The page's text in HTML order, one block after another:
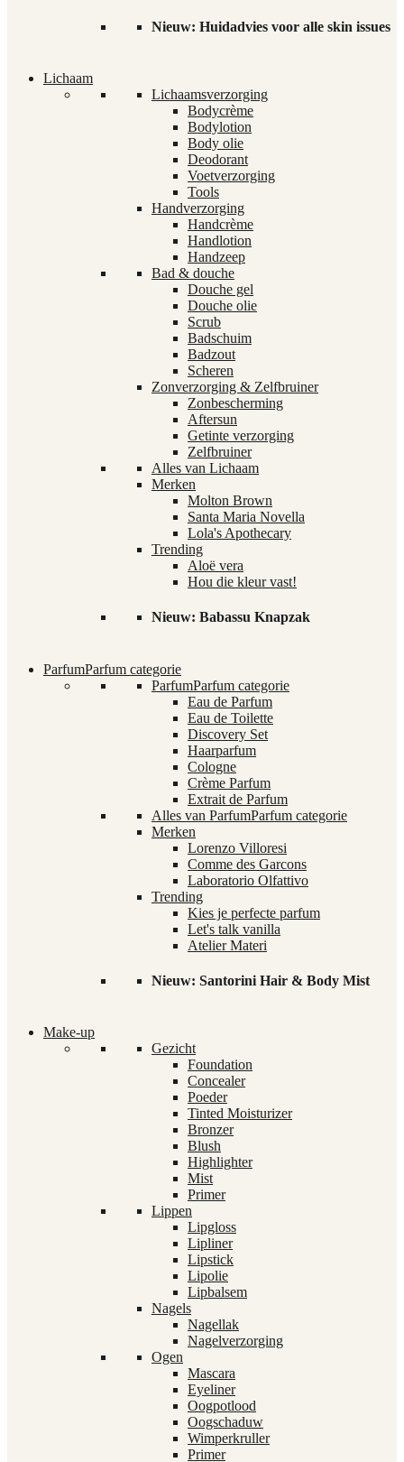
Nieuw: Huidadvies voor alle skin issues
Lichaam
Lichaamsverzorging
Bodycrème
Bodylotion
Body olie
Deodorant
Voetverzorging
Tools
Handverzorging
Handcrème
Handlotion
Handzeep
Bad & douche
Douche gel
Douche olie
Scrub
Badschuim
Badzout
Scheren
Zonverzorging & Zelfbruiner
Zonbescherming
Aftersun
Getinte verzorging
Zelfbruiner
Alles van Lichaam
Merken
Molton Brown
Santa Maria Novella
Lola's Apothecary
Trending
Aloë vera
Hou die kleur vast!
Nieuw: Babassu Knapzak
ParfumParfum categorie
ParfumParfum categorie
Eau de Parfum
Eau de Toilette
Discovery Set
Haarparfum
Cologne
Crème Parfum
Extrait de Parfum
Alles van ParfumParfum categorie
Merken
Lorenzo Villoresi
Comme des Garcons
Laboratorio Olfattivo
Trending
Kies je perfecte parfum
Let's talk vanilla
Atelier Materi
Nieuw: Santorini Hair & Body Mist
Make-up
Gezicht
Foundation
Concealer
Poeder
Tinted Moisturizer
Bronzer
Blush
Highlighter
Mist
Primer
Lippen
Lipgloss
Lipliner
Lipstick
Lipolie
Lipbalsem
Nagels
Nagellak
Nagelverzorging
Ogen
Mascara
Eyeliner
Oogpotlood
Oogschaduw
Wimperkruller
Primer